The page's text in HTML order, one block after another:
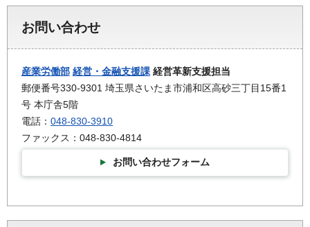
お問い合わせ
産業労働部 経営・金融支援課 経営革新支援担当
郵便番号330-9301 埼玉県さいたま市浦和区高砂三丁目15番1
号 本庁舎5階
電話： 048-830-3910
ファックス：048-830-4814
お問い合わせフォーム